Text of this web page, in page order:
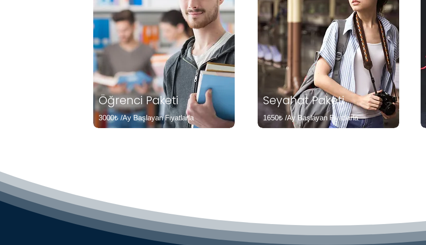
Öğrenci Paketi
3000₺ /Ay Başlayan Fiyatlarla
Seyahat Paketi
1650₺ /Ay Başlayan Fiyatlarla